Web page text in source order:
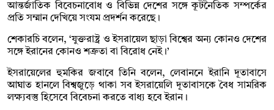
আন্তর্জাতিক বিবেচনাবোধ ও বিভিন্ন দেশের সঙ্গে কূটনৈতিক সম্পর্কের
প্রতি সম্মান দেখিয়ে সংযম প্রদর্শন করেছে।
শেকারচি বলেন, ‘যুক্তরাষ্ট্র ও ইসরায়েল ছাড়া বিশ্বের অন্য কোনও দেশের
সঙ্গে ইরানের কোনও শত্রুতা বা বিরোধ নেই।’
ইসরায়েলের হুমকির জবাবে তিনি বলেন, লেবাননে ইরানি দূতাবাসে
আঘাত হানলে বিশ্বজুড়ে থাকা সব ইসরায়েলি দূতাবাসকে বৈধ সামরিক
লক্ষ্যবস্তু হিসেবে বিবেচনা করতে বাধ্য হবে ইরান।